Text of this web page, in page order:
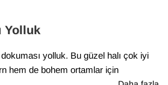
Yolluk
yolluk. Bu güzel halı çok iyi
hem de bohem ortamlar için